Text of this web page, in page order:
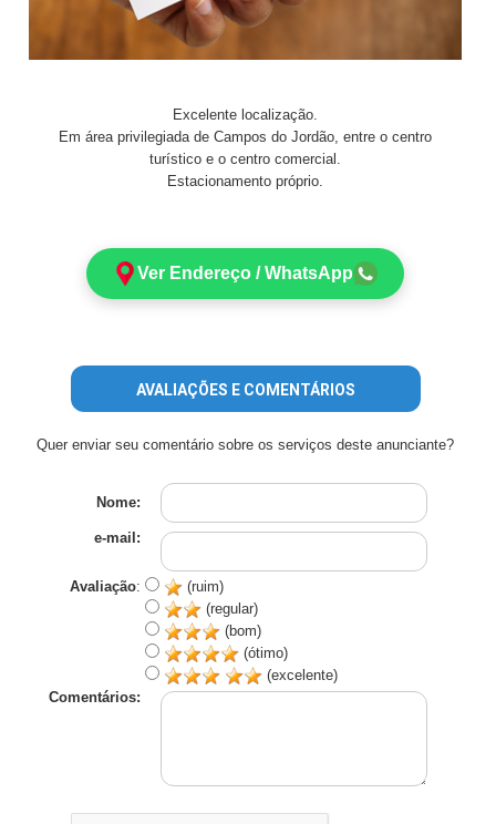
Excelente localização.
Em área privilegiada de Campos do Jordão, entre o centro
turístico e o centro comercial.
Estacionamento próprio.
Ver Endereço / WhatsApp
AVALIAÇÕES E COMENTÁRIOS
Quer enviar seu comentário sobre os serviços deste anunciante?
Nome:
e-mail:
Avaliação:
(ruim)
(regular)
(bom)
(ótimo)
(excelente)
Comentários: